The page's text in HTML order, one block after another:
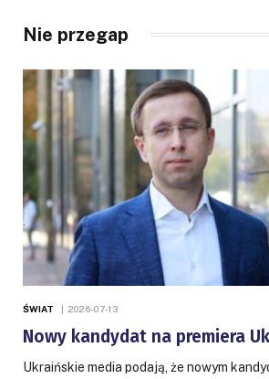
Nie przegap
ŚWIAT 2026-07-13
Nowy kandydat na premiera
Ukraińskie media podają, że nowym